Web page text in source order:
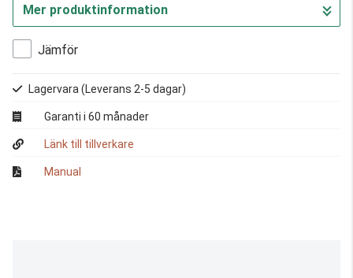
Gå till kassan
Mer produktinformation
Jämför
Lagervara (Leverans 2-5 dagar)
Garanti i 60 månader
Länk till tillverkare
Manual